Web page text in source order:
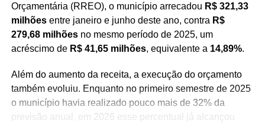
Orçamentária (RREO), o município arrecadou R$ 321,33
milhõesentre janeiro e junho deste ano, contra R$
279,68 milhõesno mesmo período de 2025, um
acréscimo de R$ 41,65 milhões, equivalente a 14,89%.
Além do aumento da receita, a execução do orçamento
também evoluiu. Enquanto no primeiro semestre de 2025
o município havia realizado pouco mais de 32% da
previsão anual, em 2026 esse percentual já alcançou